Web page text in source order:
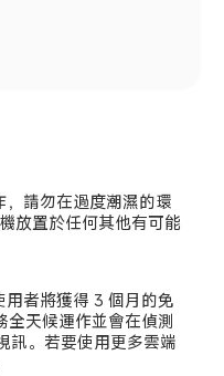
請勿在過度潮濕的環
放置於任何其他有可能
者將獲得 3 個月的免
全天候運作並會在偵測
訊。若要使用更多雲端